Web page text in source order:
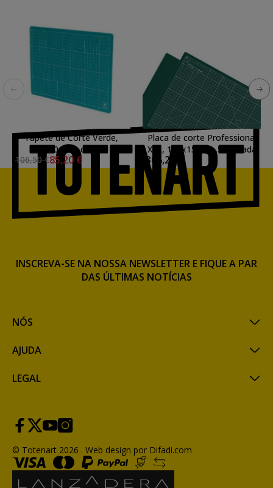
Tapete de Corte Verde,
90x120 cm.
106,50 €85,20 €
Placa de corte Professional
XXL, 100x150cm.,5 camada
306,21 €
NÓS
AJUDA
LEGAL
INSCREVA-SE NA NOSSA NEWSLETTER E FIQUE A PAR
DAS ÚLTIMAS NOTÍCIAS
© Totenart 2026 . Web design por Difadi.com